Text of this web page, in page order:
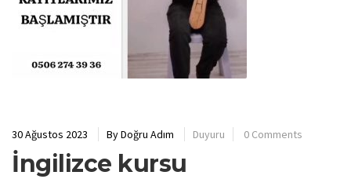
30 Ağustos 2023 ByDoğru Adım Duyuru 0 Comments
İngilizce kursu